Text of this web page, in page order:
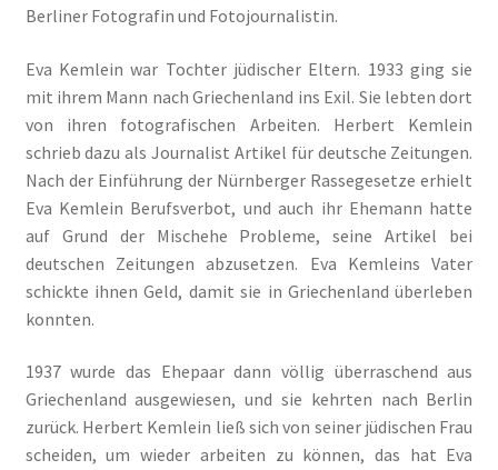
Berliner Fotografin und Fotojournalistin.
Eva Kemlein war Tochter jüdischer Eltern. 1933 ging sie
mit ihrem Mann nach Griechenland ins Exil. Sie lebten dort
von ihren fotografischen Arbeiten. Herbert Kemlein
schrieb dazu als Journalist Artikel für deutsche Zeitungen.
Nach der Einführung der Nürnberger Rassegesetze erhielt
Eva Kemlein Berufsverbot, und auch ihr Ehemann hatte
auf Grund der Mischehe Probleme, seine Artikel bei
deutschen Zeitungen abzusetzen. Eva Kemleins Vater
schickte ihnen Geld, damit sie in Griechenland überleben
konnten.
1937 wurde das Ehepaar dann völlig überraschend aus
Griechenland ausgewiesen, und sie kehrten nach Berlin
zurück. Herbert Kemlein ließ sich von seiner jüdischen Frau
scheiden, um wieder arbeiten zu können, das hat Eva